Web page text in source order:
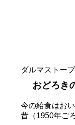
ダルマストー
おどろき
今の給食はお
昔（1950年ご